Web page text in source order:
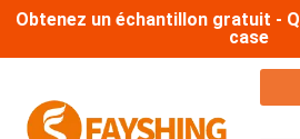
Obtenez un échantillon gratuit -
case